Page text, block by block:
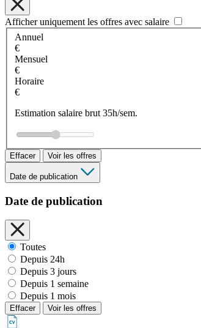
Afficher uniquement les offres avec salaire
Annuel
€
Mensuel
€
Horaire
€
Estimation salaire brut 35h/sem.
Effacer Voir les offres
Date de publication
Date de publication
Toutes
Depuis 24h
Depuis 3 jours
Depuis 1 semaine
Depuis 1 mois
Effacer Voir les offres